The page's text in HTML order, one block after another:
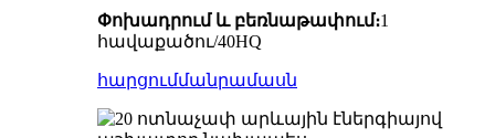
Փոխադրում և բեռնաթափում։1
հավաքածու/40HQ
հարցումմանրամասն